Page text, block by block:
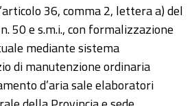
36, comma 2, lettera a) del
50 e s.m.i., con formalizzazione
mediante sistema
di manutenzione ordinaria
d’aria sale elaboratori